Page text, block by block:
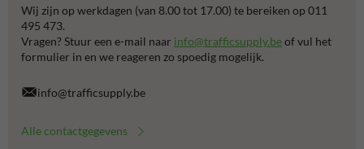
Wij zijn op werkdagen (van 8.00 tot 17.00) te bereiken op 011
495 473.
Vragen? Stuur een e-mail naar info@trafficsupply.beof vul het
formulier in en we reageren zo spoedig mogelijk.
info@trafficsupply.be
Alle contactgegevens